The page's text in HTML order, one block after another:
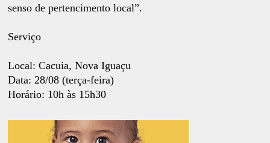
senso de pertencimento local”.
Serviço
Local: Cacuia, Nova Iguaçu
Data: 28/08 (terça-feira)
Horário: 10h às 15h30